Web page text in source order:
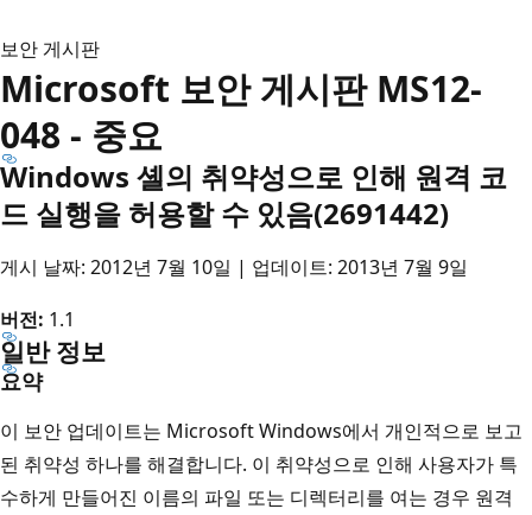
보안 게시판
Microsoft 보안 게시판 MS12-
048 - 중요
Windows 셸의 취약성으로 인해 원격 코
드 실행을 허용할 수 있음(2691442)
게시 날짜: 2012년 7월 10일 | 업데이트: 2013년 7월 9일
버전: 1.1
일반 정보
요약
이 보안 업데이트는 Microsoft Windows에서 개인적으로 보고
된 취약성 하나를 해결합니다. 이 취약성으로 인해 사용자가 특
수하게 만들어진 이름의 파일 또는 디렉터리를 여는 경우 원격